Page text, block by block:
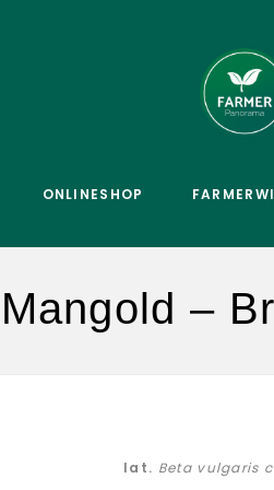
ONLINESHOP
Mangold –
lat. Beta vulgaris